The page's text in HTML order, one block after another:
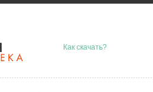
Как скачать?